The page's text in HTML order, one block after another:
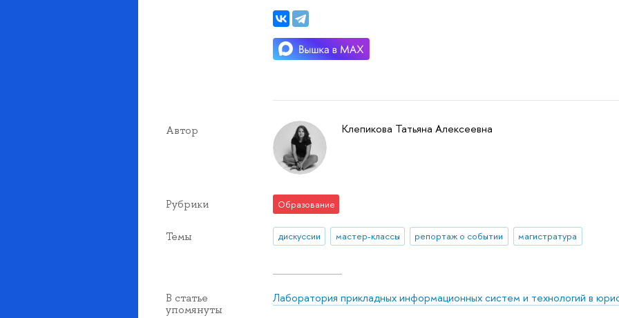
Автор Клепикова Татьяна Алексеевна
Рубрики Образование
Темы дискуссии мастер-классы репортаж о событии магистратура
В статье
упомянуты
Лаборатория прикладных информационных систем и технологий в